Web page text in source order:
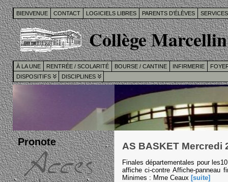
BIENVENUE CONTACT LOGICIELS LIBRES PARENTS D’ÉLÈVES
Collège
À LA UNE RENTRÉE / SCOLARITÉ BOURSE / CANTINE INFIRMERIE
DISPOSITIFS
DISCIPLINES
Pronote AS BASKET Mercredi
Finales départementales pour
affiche ci-contre Affiche-panneau
Minimes : Mme Ceaux [suite]